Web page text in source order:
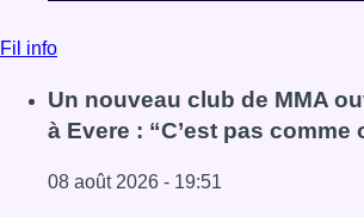
Fil info
Un nouveau club de MMA
à Evere : “C’est pas comme
08 août 2026 - 19:51